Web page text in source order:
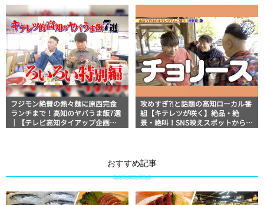
フジモン絶賛の熱々麺に原西完食
ランチまで！高知のヤバうま飯7選
｜【テレビ高知タイアップ企画】
攻めすぎ⁈と話題の高知ローカル番
組【キテレツが咲く】絶品・絶
景・絶叫！SNS映えスポットからフ
おすすめ記事